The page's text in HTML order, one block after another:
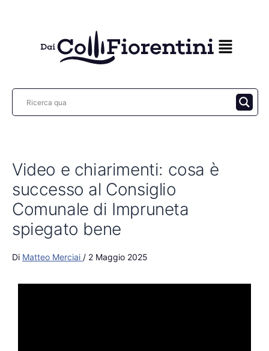
Video e chiarimenti: cosa è
successo al Consiglio
Comunale di Impruneta
spiegato bene
Di Matteo Merciai / 2 Maggio 2025